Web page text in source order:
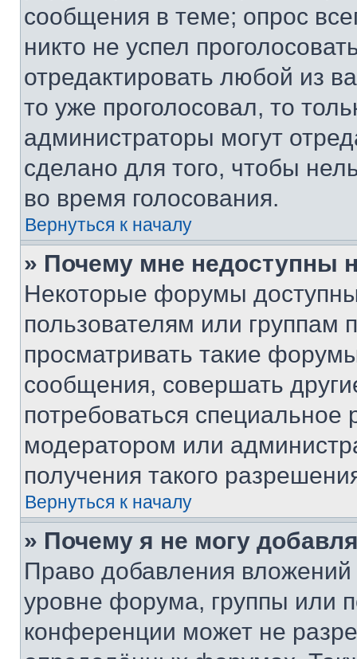
сообщения в теме; опрос
никто не успел
отредактировать любой из
то уже проголосовал, то
администраторы могут
сделано для того, чтобы
во время голосования.
Вернуться к началу
» Почему мне недоступны
Некоторые форумы
пользователям или группам
просматривать такие
сообщения, совершать
потребоваться
модератором или
получения такого
Вернуться к началу
» Почему я не могу
Право добавления
уровне форума, группы или
конференции может не